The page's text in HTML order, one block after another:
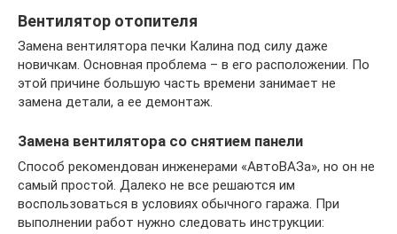
Вентилятор отопителя
Замена вентилятора печки Калина под силу даже
новичкам. Основная проблема – в его расположении. По
этой причине большую часть времени занимает не
замена детали, а ее демонтаж.
Замена вентилятора со снятием панели
Способ рекомендован инженерами «АвтоВАЗа», но он не
самый простой. Далеко не все решаются им
воспользоваться в условиях обычного гаража. При
выполнении работ нужно следовать инструкции: